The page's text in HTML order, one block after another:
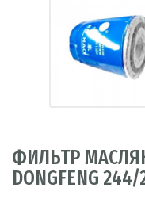
ФИЛЬТР
DONGFENG